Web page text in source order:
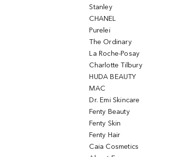
Stanley
CHANEL
Purelei
The Ordinary
La Roche-Posay
Charlotte Tilbury
HUDA BEAUTY
MAC
Dr. Emi Skincare
Fenty Beauty
Fenty Skin
Fenty Hair
Caia Cosmetics